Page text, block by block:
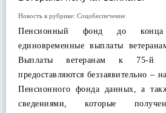
Новость в рубрике: Соцобеспечение
Пенсионный фонд до конца
единовременные выплаты
Выплаты ветеранам к 75-й
предоставляются беззаявительно –
Пенсионного фонда данных, а
сведениями, которые